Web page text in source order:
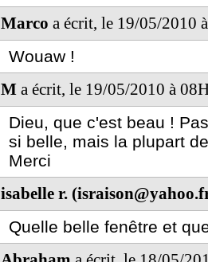
Marco a écrit, le 19/05/2010
Wouaw !
Ma écrit, le 19/05/2010 à
Dieu, que c'est beau !
si belle, mais la plupart
Merci
isabelle r.
Quelle belle fenêtre et